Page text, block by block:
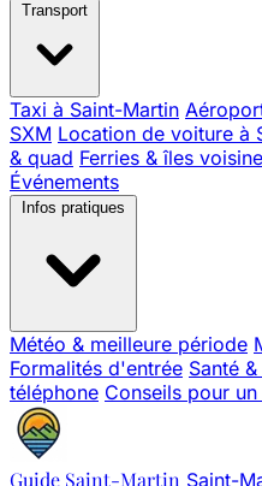
Transport
Taxi à Saint-Martin
SXM Location de voiture à
& quad Ferries & îles
Événements
Infos pratiques
Météo & meilleure période
Formalités d'entrée Santé
téléphone Conseils pour
Guide Saint-Martin Saint-